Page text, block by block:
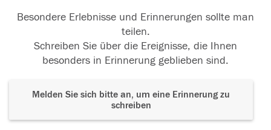
Besondere Erlebnisse und Erinnerungen sollte man
teilen.
Schreiben Sie über die Ereignisse, die Ihnen
besonders in Erinnerung geblieben sind.
Melden Sie sich bitte an, um eine Erinnerung zu
schreiben